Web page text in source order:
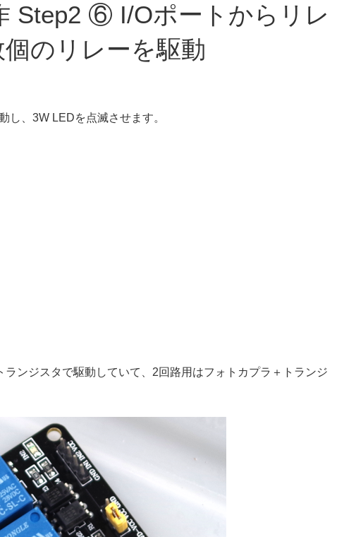
Step2 ⑥ I/Oポートからリレ
のリレーを駆動
、3W LEDを点滅させます。
ンジスタで駆動していて、2回路用はフォトカプラ＋トランジ